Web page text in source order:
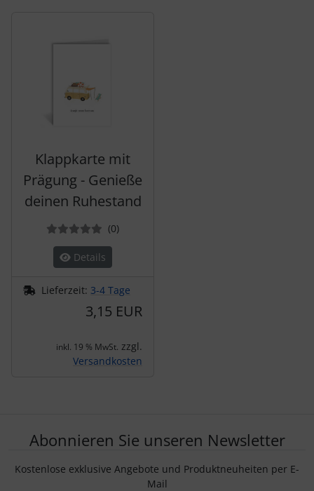
Klappkarte mit
Prägung - Genieße
deinen Ruhestand
(0Bewertungen
)
Details
Lieferzeit: 3-4 Tage
3,15 EUR
inkl. 19 % MwSt. zzgl.
Versandkosten
Abonnieren Sie unseren Newsletter
Kostenlose exklusive Angebote und Produktneuheiten per E-
Mail